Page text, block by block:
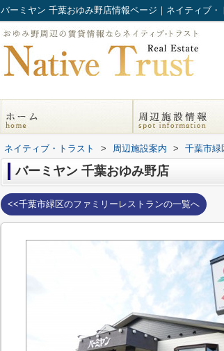
バーミヤン 千葉おゆみ野店情報ページ｜ネイティブ・
ネイティブ・トラスト > 周辺施設案内 > 千葉市緑
バーミヤン 千葉おゆみ野店
<<千葉市緑区のファミリーレストランの一覧へ